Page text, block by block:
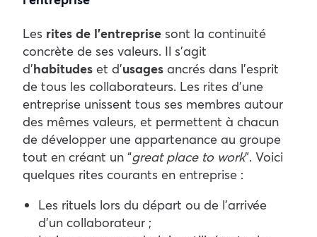
Les rites de l’entreprise sont la continuité
concrète de ses valeurs. Il s’agit
d’habitudes et d’usages ancrés dans l’esprit
de tous les collaborateurs. Les rites d’une
entreprise unissent tous ses membres autour
des mêmes valeurs, et permettent à chacun
de développer une appartenance au groupe
tout en créant un “great place to work”. Voici
quelques rites courants en entreprise :
Les rituels lors du départ ou de l’arrivée
d’un collaborateur ;